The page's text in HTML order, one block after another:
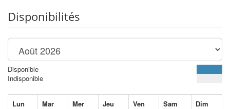
Disponibilités
Disponible
Indisponible
Lun Mar Mer Jeu Ven Sam
Dim